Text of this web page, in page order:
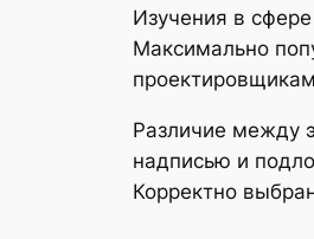
Изучения в
Максимально
Различие между
надписью и
Корректно